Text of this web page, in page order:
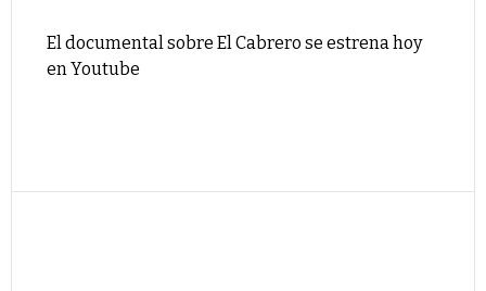
El documental sobre El Cabrero se estrena hoy
en Youtube